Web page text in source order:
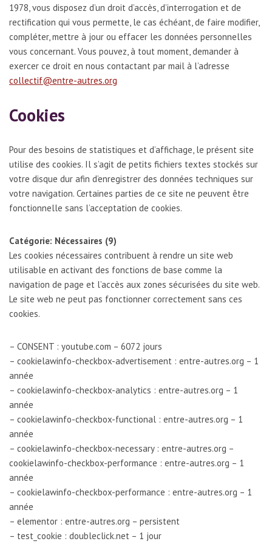
1978, vous disposez d’un droit d’accès, d’interrogation et de
rectification qui vous permette, le cas échéant, de faire modifier,
compléter, mettre à jour ou effacer les données personnelles
vous concernant. Vous pouvez, à tout moment, demander à
exercer ce droit en nous contactant par mail à l’adresse
collectif@entre-autres.org
Cookies
Pour des besoins de statistiques et d’affichage, le présent site
utilise des cookies. Il s’agit de petits fichiers textes stockés sur
votre disque dur afin d’enregistrer des données techniques sur
votre navigation. Certaines parties de ce site ne peuvent être
fonctionnelle sans l’acceptation de cookies.
Catégorie: Nécessaires (9)
Les cookies nécessaires contribuent à rendre un site web
utilisable en activant des fonctions de base comme la
navigation de page et l’accès aux zones sécurisées du site web.
Le site web ne peut pas fonctionner correctement sans ces
cookies.
– CONSENT : youtube.com – 6072 jours
– cookielawinfo-checkbox-advertisement : entre-autres.org – 1
année
– cookielawinfo-checkbox-analytics : entre-autres.org – 1
année
– cookielawinfo-checkbox-functional : entre-autres.org – 1
année
– cookielawinfo-checkbox-necessary : entre-autres.org –
cookielawinfo-checkbox-performance : entre-autres.org – 1
année
– cookielawinfo-checkbox-performance : entre-autres.org – 1
année
– elementor : entre-autres.org – persistent
– test_cookie : doubleclick.net – 1 jour